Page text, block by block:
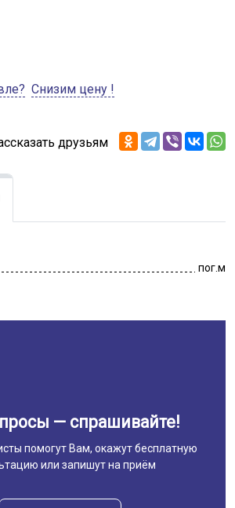
Снизим цену !
друзьям
пог.м
— спрашивайте!
помогут Вам, окажут бесплатную
или запишут на приём